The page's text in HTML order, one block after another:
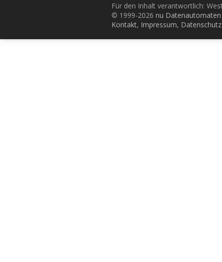
Für den Inhalt verantwortlich:
© 1999-2026 nu
Kontakt, Impressum, Datenschutz